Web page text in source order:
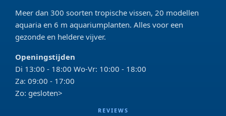
Meer dan 300 soorten tropische vissen, 20 modellen
aquaria en 6 m aquariumplanten. Alles voor een
gezonde en heldere vijver.
Openingstijden
Di 13:00 - 18:00 Wo-Vr: 10:00 - 18:00
Za: 09:00 - 17:00
Zo: gesloten>
REVIEWS